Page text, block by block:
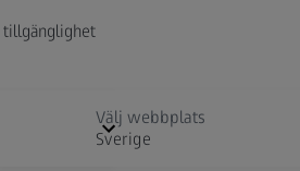
Välj webbplats
Sverige